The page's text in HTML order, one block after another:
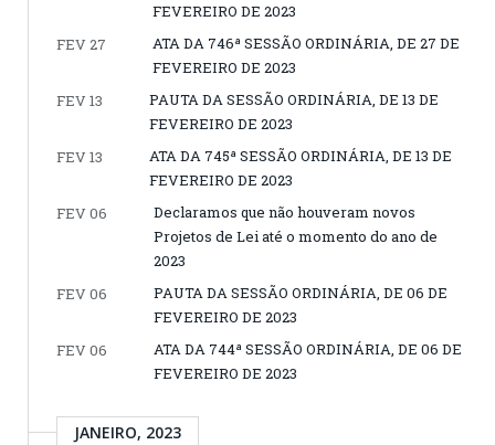
FEVEREIRO DE 2023
FEV 27
ATA DA 746ª SESSÃO ORDINÁRIA, DE 27 DE
FEVEREIRO DE 2023
FEV 13
PAUTA DA SESSÃO ORDINÁRIA, DE 13 DE
FEVEREIRO DE 2023
FEV 13
ATA DA 745ª SESSÃO ORDINÁRIA, DE 13 DE
FEVEREIRO DE 2023
FEV 06
Declaramos que não houveram novos
Projetos de Lei até o momento do ano de
2023
FEV 06
PAUTA DA SESSÃO ORDINÁRIA, DE 06 DE
FEVEREIRO DE 2023
FEV 06
ATA DA 744ª SESSÃO ORDINÁRIA, DE 06 DE
FEVEREIRO DE 2023
JANEIRO, 2023